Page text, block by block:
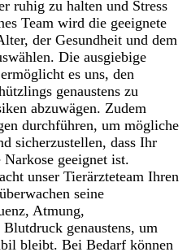
ruhig zu halten und Stress
Team wird die geeignete
der Gesundheit und dem
Die ausgiebige
es uns, den
genaustens zu
abzuwägen. Zudem
durchführen, um mögliche
sicherzustellen, dass Ihr
geeignet ist.
unser Tierärzteteam Ihren
seine
Atmung,
genaustens, um
bleibt. Bei Bedarf können